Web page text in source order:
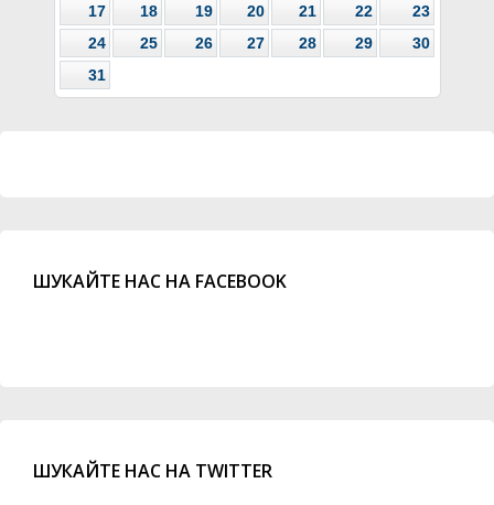
17
18 19 20 21 22
23
24
25 26 27 28 29
30
31
ШУКАЙТЕ НАС НА FACEBOOK
ШУКАЙТЕ НАС НА TWITTER